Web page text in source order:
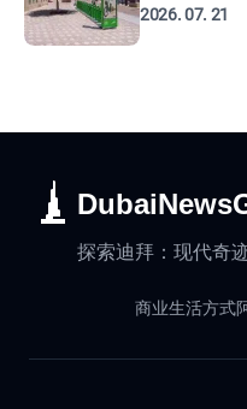
2026. 07. 21
探索迪拜：现代奇
商业生活方式